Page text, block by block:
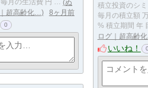
月の生活費 円 …
ぬ
超高齢化…
8ヶ月前
0
積立投資のシ
毎月の積立額
% 積立期間 年
ログ｜超高齢化
いいね！ 0